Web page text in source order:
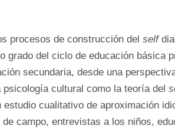
procesos de construcción del self
grado del ciclo de educación básica
secundaria, desde una
psicología cultural como la teoría del
estudio cualitativo de aproximación
campo, entrevistas a los niños,